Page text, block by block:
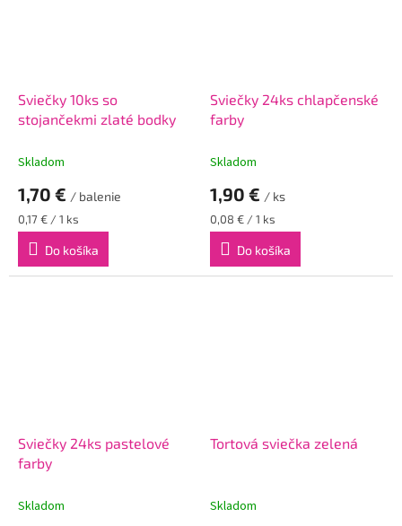
Sviečky 10ks so
stojančekmi zlaté bodky
Skladom
1,70 € / balenie
Jednotková
cena:
0,17 € / 1 ks
Do košíka
Sviečky 24ks chlapčenské
farby
Skladom
1,90 € / ks
Jednotková
cena:
0,08 € / 1 ks
Do košíka
Sviečky 24ks pastelové
farby
Skladom
Tortová sviečka zelená
Skladom